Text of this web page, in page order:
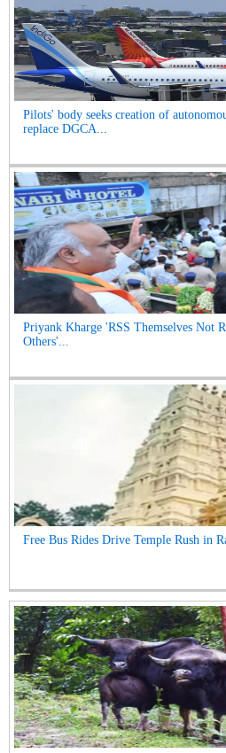
Pilots' body seeks creation of
replace DGCA...
Priyank Kharge 'RSS Themselves Not
Others'...
Free Bus Rides Drive Temple Rush in